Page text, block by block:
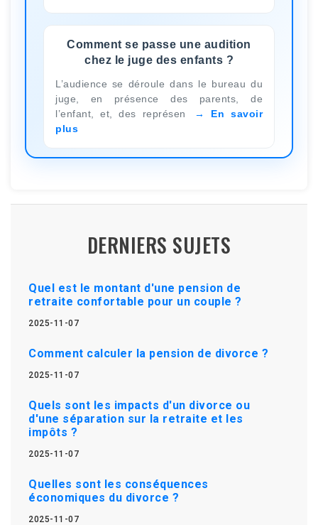
Comment se passe une audition
chez le juge des enfants ?
L’audience se déroule dans le bureau du
juge, en présence des parents, de
l’enfant, et, des représen
En savoir
plus
DERNIERS SUJETS
Quel est le montant d'une pension de
retraite confortable pour un couple ?
2025-11-07
Comment calculer la pension de divorce ?
2025-11-07
Quels sont les impacts d'un divorce ou
d'une séparation sur la retraite et les
impôts ?
2025-11-07
Quelles sont les conséquences
économiques du divorce ?
2025-11-07